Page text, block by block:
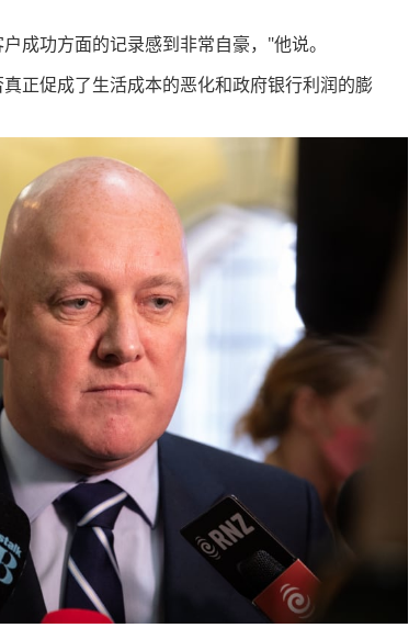
成功方面的记录感到非常自豪，"他说。
正促成了生活成本的恶化和政府银行利润的膨